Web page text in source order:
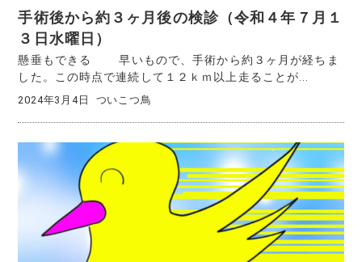
手術後から約３ヶ月後の検診（令和４年７月１
３日水曜日）
懸垂もできる 早いもので、手術から約３ヶ月が経ちま
した。この時点で連続して１２ｋｍ以上走ることが...
2024年3月4日 ついこつ鳥